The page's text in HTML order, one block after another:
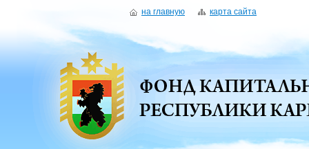
на главную карта сайта